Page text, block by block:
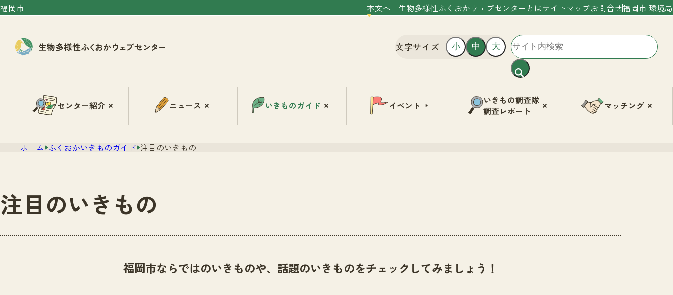
福岡市 本文へ 生物多様性ふくおかウェブセンターとはサイトマップお問合せ福岡市 環境局
文字サイズ 小 中 大
センター紹介 ニュース いきものガイド イベント
いきもの調査隊
調査レポート
マッチング
ホーム ふくおかいきものガイド 注目のいきもの
注目のいきもの
福岡市ならではのいきものや、話題のいきものをチェックしてみましょう！